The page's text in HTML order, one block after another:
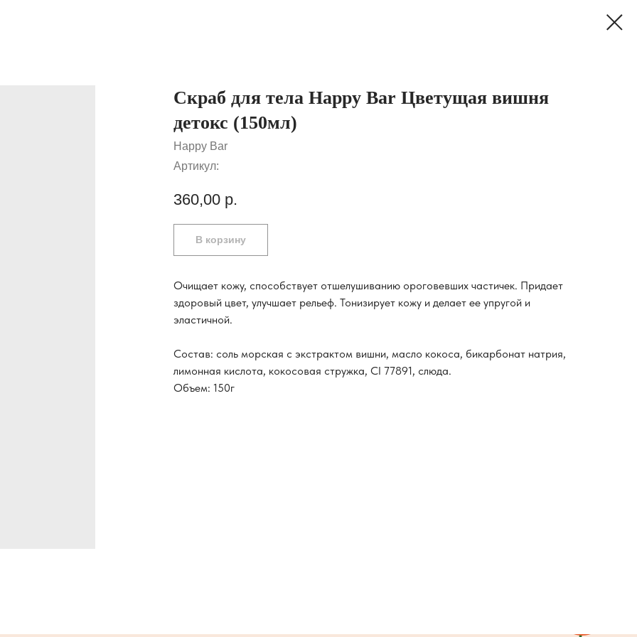
Скраб для тела Happy Bar Цветущая вишня
детокс (150мл)
Happy Bar
Артикул:
360,00 р.
В корзину
Очищает кожу, способствует отшелушиванию ороговевших частичек. Придает
здоровый цвет, улучшает рельеф. Тонизирует кожу и делает ее упругой и
эластичной.
Состав: соль морская с экстрактом вишни, масло кокоса, бикарбонат натрия,
лимонная кислота, кокосовая стружка, CI 77891, слюда.
Объем: 150г